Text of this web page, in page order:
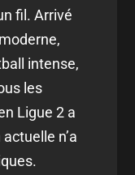
fil. Arrivé
intense,
les
Ligue 2 a
n’a